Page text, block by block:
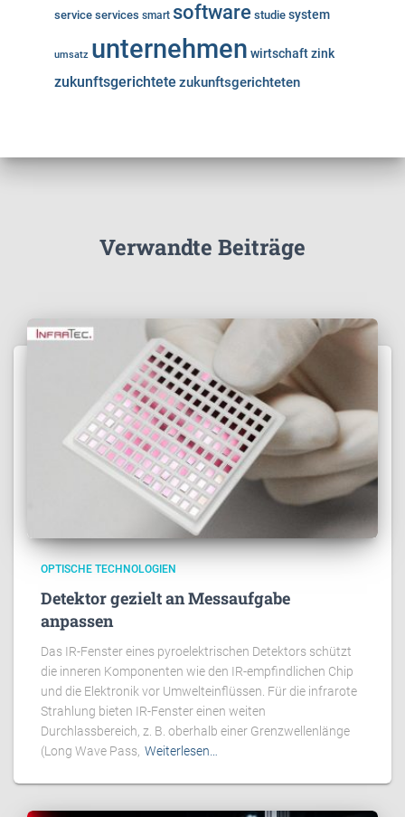
service services smart software studie system
umsatz unternehmen wirtschaftzink
zukunftsgerichtete zukunftsgerichteten
Verwandte Beiträge
OPTISCHE TECHNOLOGIEN
Detektor gezielt an Messaufgabe
anpassen
Das IR-Fenster eines pyroelektrischen Detektors schützt
die inneren Komponenten wie den IR-empfindlichen Chip
und die Elektronik vor Umwelteinflüssen. Für die infrarote
Strahlung bieten IR-Fenster einen weiten
Durchlassbereich, z. B. oberhalb einer Grenzwellenlänge
(Long Wave Pass, Weiterlesen…